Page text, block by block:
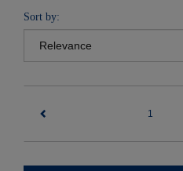
Sort by:
1